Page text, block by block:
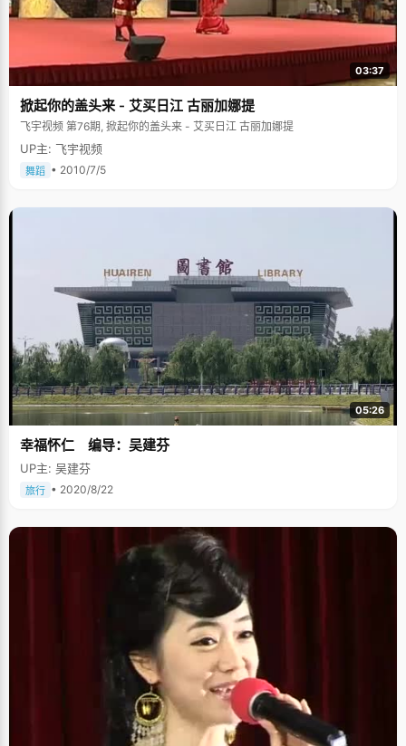
03:37
掀起你的盖头来 - 艾买日江 古丽加娜提
飞宇视频 第76期, 掀起你的盖头来 - 艾买日江 古丽加娜提
UP主: 飞宇视频
舞蹈 • 2010/7/5
05:26
幸福怀仁 编导：吴建芬
UP主: 吴建芬
旅行 • 2020/8/22